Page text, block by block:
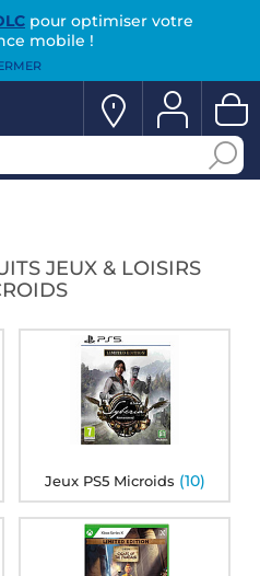
pour optimiser votre
mobile !
JEUX & LOISIRS
Jeux PS5 Microids (10)